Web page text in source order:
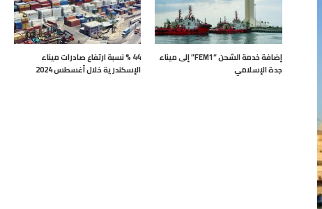
إضافة خدمة الشحن “FEM1” إلى ميناء
جدة الإسلامي
44 % نسبة ارتفاع صادرات ميناء
الإسكندرية خلال أغسطس 2024